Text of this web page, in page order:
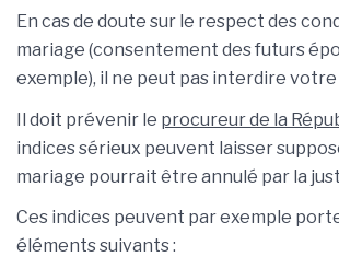
En cas de doute sur le respect des
mariage (consentement des futurs
exemple), il ne peut pas interdire votre
Il doit prévenir le procureur de la
indices sérieux peuvent laisser
mariage pourrait être annulé par la
Ces indices peuvent par exemple
éléments suivants :